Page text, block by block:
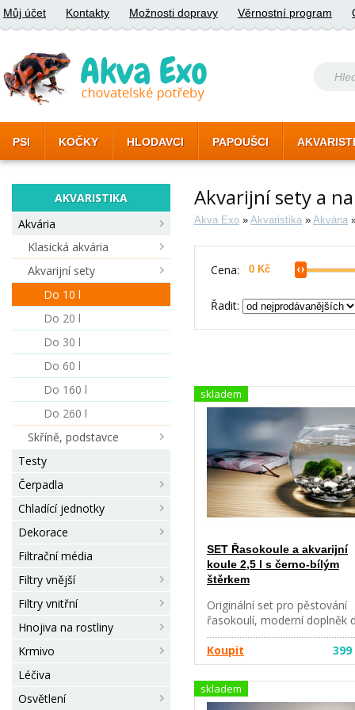
Můj účet Kontakty Možnosti dopravy Věrnostní program
PSI KOČKY HLODAVCI PAPOUŠCI
AKVARISTIKA
Akvária
Klasická akvária
Akvarijní sety
Do 10 l
Do 20 l
Do 30 l
Do 60 l
Do 160 l
Do 260 l
Skříně, podstavce
Testy
Čerpadla
Chladící jednotky
Dekorace
Filtrační média
Filtry vnější
Filtry vnitřní
Hnojiva na rostliny
Krmivo
Léčiva
Osvětlení
Akvarijní sety a
Akva Exo » Akvaristika » Akvária
Cena:
Řadit:
skladem
SET Řasokoule a akvarijní
koule 2,5 l s černo-bílým
štěrkem
Originální set pro pěstování
řasokoulí, moderní doplněk
Vašeho bytu nebo kanceláře.
Řasokoule je nenáročná
roztomilá vodní rostlinka,
kterou si každý rychle oblíbí.
Vhodný dárek pro každého, i
Koupit 399
skladem